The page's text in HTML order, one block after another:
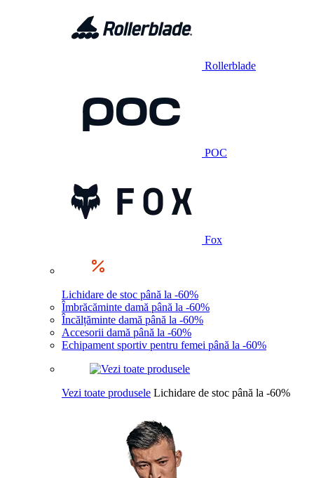
Rollerblade
POC
Fox
Lichidare de stoc până la -60%
Îmbrăcăminte damă până la -60%
Încălțăminte damă până la -60%
Accesorii damă până la -60%
Echipament sportiv pentru femei până la -60%
Vezi toate produsele Lichidare de stoc până la -60%